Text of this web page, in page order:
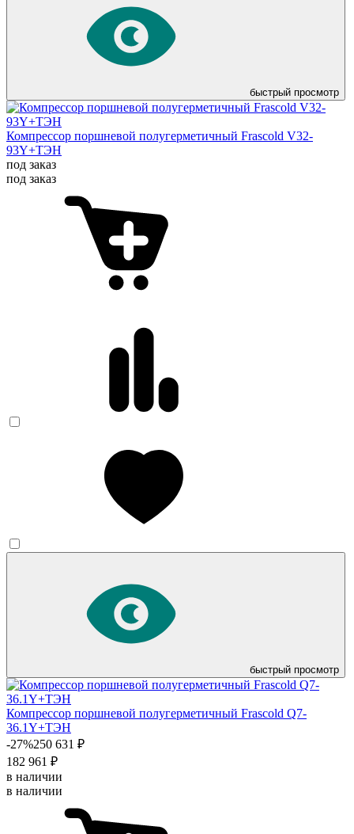
быстрый просмотр
Компрессор поршневой полугерметичный Frascold V32-
93Y+ТЭН
под заказ
под заказ
быстрый просмотр
Компрессор поршневой полугерметичный Frascold Q7-
36.1Y+ТЭН
-27%250 631 ₽
182 961 ₽
в наличии
в наличии